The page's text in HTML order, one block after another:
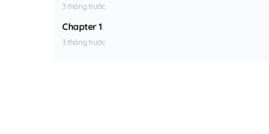
3 tháng trước
Chapter 1
3 tháng trước